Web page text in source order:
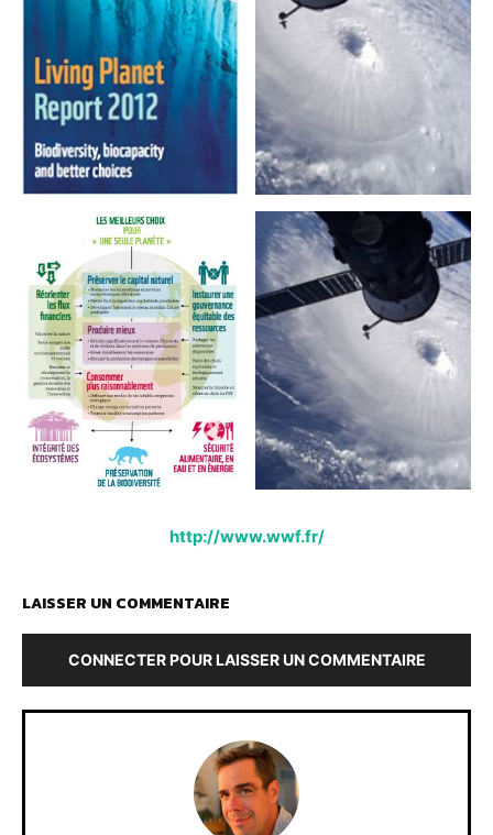
http://www.wwf.fr/
LAISSER UN COMMENTAIRE
CONNECTER POUR LAISSER UN COMMENTAIRE